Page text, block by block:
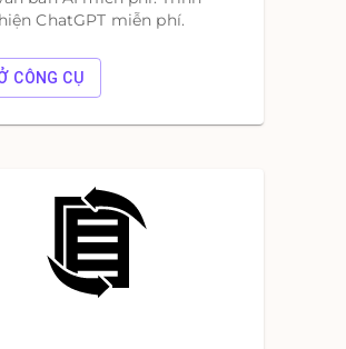
ChatGPT miễn phí.
CÔNG CỤ